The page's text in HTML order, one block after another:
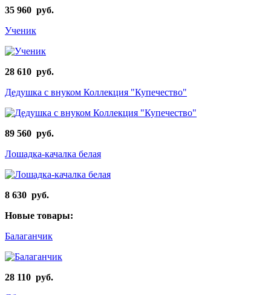
35 960 руб.
Ученик
28 610 руб.
Дедушка с внуком Коллекция "Купечество"
89 560 руб.
Лошадка-качалка белая
8 630 руб.
Новые товары:
Балаганчик
28 110 руб.